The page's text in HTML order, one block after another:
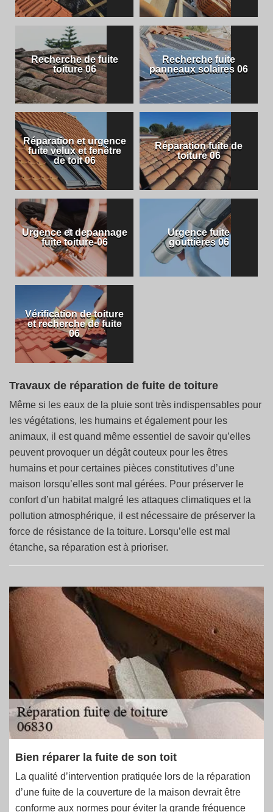
Recherche de fuite
toiture 06
Recherche fuite
panneaux solaires 06
Réparation et urgence
fuite velux et fenêtre
de toit 06
Réparation fuite de
toiture 06
Urgence et depannage
fuite toiture-06
Urgence fuite
gouttières 06
Vérification de toiture
et recherche de fuite
06
Travaux de réparation de fuite de toiture
Même si les eaux de la pluie sont très indispensables pour
les végétations, les humains et également pour les
animaux, il est quand même essentiel de savoir qu’elles
peuvent provoquer un dégât couteux pour les êtres
humains et pour certaines pièces constitutives d’une
maison lorsqu’elles sont mal gérées. Pour préserver le
confort d’un habitat malgré les attaques climatiques et la
pollution atmosphérique, il est nécessaire de préserver la
force de résistance de la toiture. Lorsqu’elle est mal
étanche, sa réparation est à prioriser.
Bien réparer la fuite de son toit
La qualité d’intervention pratiquée lors de la réparation
d’une fuite de la couverture de la maison devrait être
conforme aux normes pour éviter la grande fréquence